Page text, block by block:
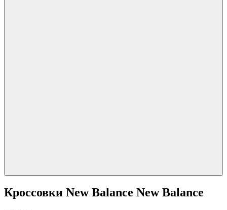
Кроссовки New Balance New Balance